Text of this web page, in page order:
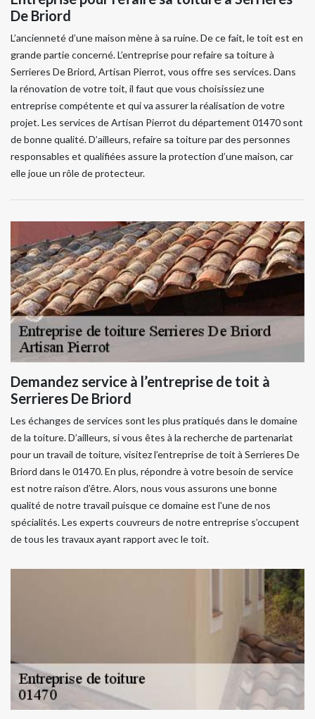
De Briord
L’ancienneté d’une maison mène à sa ruine. De ce fait, le toit est en
grande partie concerné. L’entreprise pour refaire sa toiture à
Serrieres De Briord, Artisan Pierrot, vous offre ses services. Dans
la rénovation de votre toit, il faut que vous choisissiez une
entreprise compétente et qui va assurer la réalisation de votre
projet. Les services de Artisan Pierrot du département 01470 sont
de bonne qualité. D’ailleurs, refaire sa toiture par des personnes
responsables et qualifiées assure la protection d’une maison, car
elle joue un rôle de protecteur.
Demandez service à l’entreprise de toit à
Serrieres De Briord
Les échanges de services sont les plus pratiqués dans le domaine
de la toiture. D’ailleurs, si vous êtes à la recherche de partenariat
pour un travail de toiture, visitez l’entreprise de toit à Serrieres De
Briord dans le 01470. En plus, répondre à votre besoin de service
est notre raison d’être. Alors, nous vous assurons une bonne
qualité de notre travail puisque ce domaine est l'une de nos
spécialités. Les experts couvreurs de notre entreprise s’occupent
de tous les travaux ayant rapport avec le toit.